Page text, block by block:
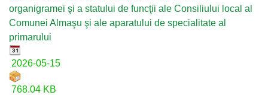
organigramei şi a statului de funcţii ale Consiliului local al
Comunei Almaşu şi ale aparatului de specialitate al
primarului
2026-05-15
768.04 KB